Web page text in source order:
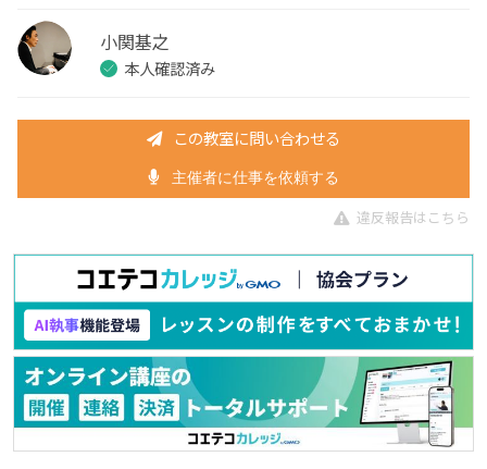
小関基之
本人確認済み
この教室に問い合わせる
主催者に仕事を依頼する
違反報告はこちら